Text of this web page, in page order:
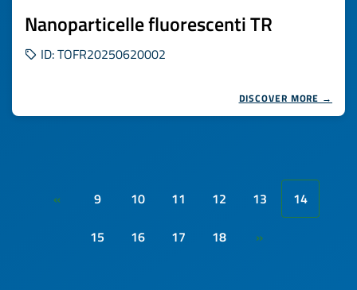
Nanoparticelle fluorescenti TR
ID: TOFR20250620002
DISCOVER MORE →
« 9 10 11 12 13
14
15
16 17 18 »